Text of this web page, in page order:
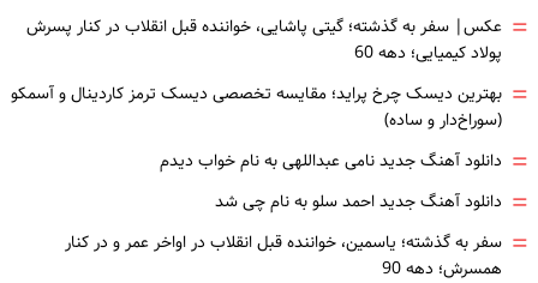
= عکس| سفر به گذشته؛ گیتی پاشایی، خواننده قبل انقلاب در کنار پسرش
پولاد کیمیایی؛ دهه 60
= بهترین دیسک چرخ پراید؛ مقایسه تخصصی دیسک ترمز کاردینال و آسمکو
(سوراخ‌دار و ساده)
= دانلود آهنگ جدید نامی عبداللهی به نام خواب دیدم
= دانلود آهنگ جدید احمد سلو به نام چی شد
= سفر به گذشته؛ یاسمین، خواننده قبل انقلاب در اواخر عمر و در کنار
همسرش؛ دهه 90